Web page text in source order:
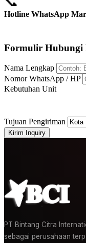
Hotline WhatsApp
Formulir Hubungi
Nama Lengkap
Nomor WhatsApp / HP
Kebutuhan Unit
Tujuan Pengiriman
Kirim Inquiry
PT Bintang Citra
sebagai perusahaan